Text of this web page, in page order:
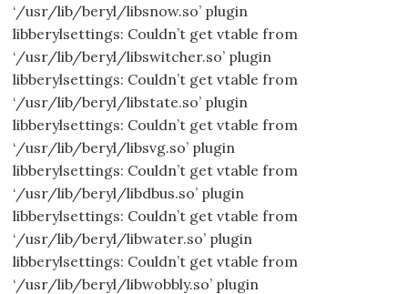
‘/usr/lib/beryl/libsnow.so’ plugin
libberylsettings: Couldn’t get vtable from
‘/usr/lib/beryl/libswitcher.so’ plugin
libberylsettings: Couldn’t get vtable from
‘/usr/lib/beryl/libstate.so’ plugin
libberylsettings: Couldn’t get vtable from
‘/usr/lib/beryl/libsvg.so’ plugin
libberylsettings: Couldn’t get vtable from
‘/usr/lib/beryl/libdbus.so’ plugin
libberylsettings: Couldn’t get vtable from
‘/usr/lib/beryl/libwater.so’ plugin
libberylsettings: Couldn’t get vtable from
‘/usr/lib/beryl/libwobbly.so’ plugin